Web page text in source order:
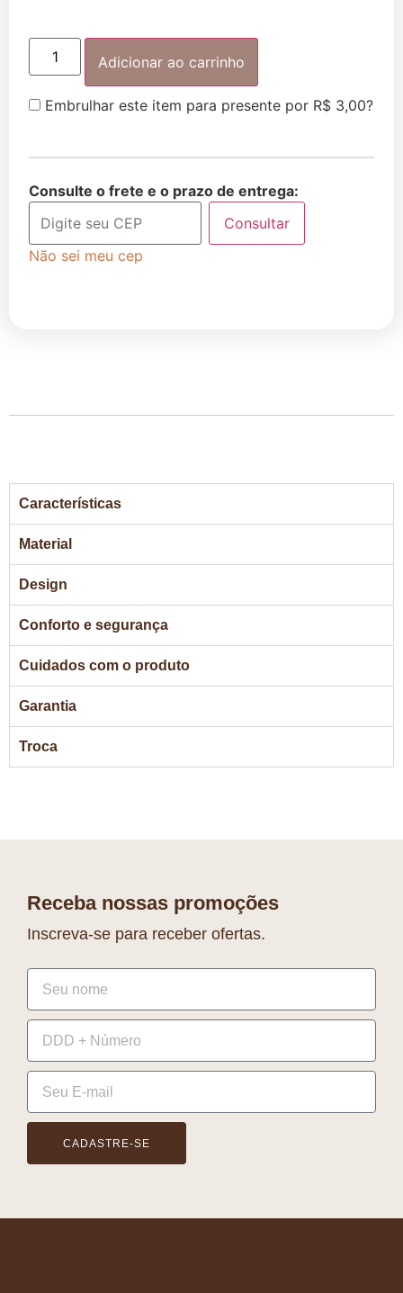
Adicionar ao carrinho
Embrulhar este item para presente por R$ 3,00?
Consulte o frete e o prazo de entrega:
Consultar
Não sei meu cep
Características
Material
Design
Conforto e segurança
Cuidados com o produto
Garantia
Troca
Receba nossas promoções
Inscreva-se para receber ofertas.
CADASTRE-SE